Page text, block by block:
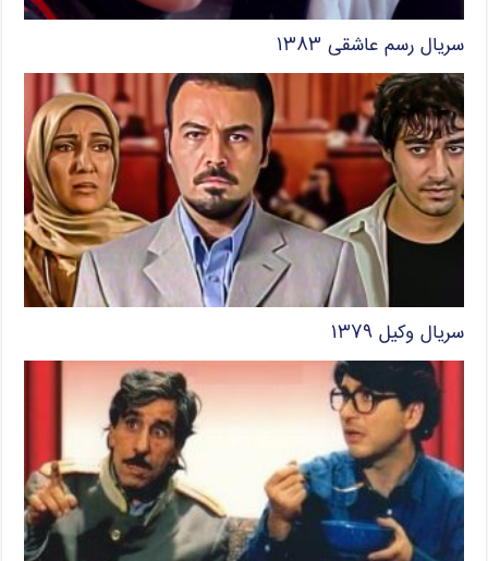
سریال رسم عاشقی ۱۳۸۳
سریال وکیل ۱۳۷۹